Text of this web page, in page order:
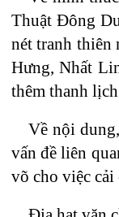
Thuật Đông
nét tranh thiên
Hưng, Nhất
thêm thanh
Về nội
vấn đề liên
võ cho việc cải